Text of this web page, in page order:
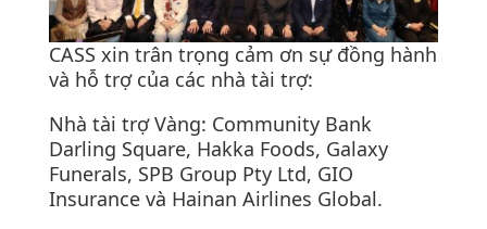
CASS xin trân trọng cảm ơn sự đồng hành
và hỗ trợ của các nhà tài trợ:
Nhà tài trợ Vàng: Community Bank
Darling Square, Hakka Foods, Galaxy
Funerals, SPB Group Pty Ltd, GIO
Insurance và Hainan Airlines Global.